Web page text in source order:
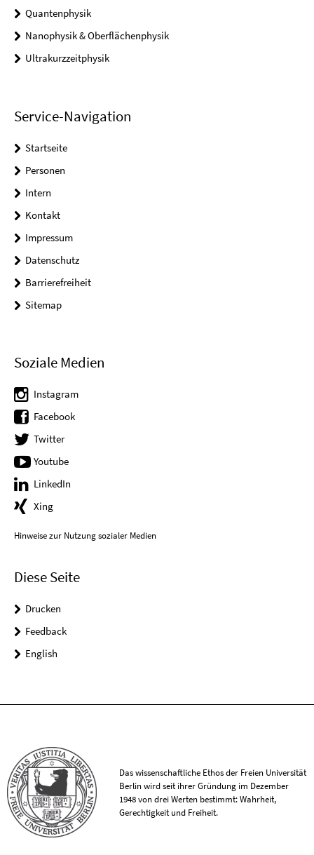
Quantenphysik
Nanophysik & Oberflächenphysik
Ultrakurzzeitphysik
Service-Navigation
Startseite
Personen
Intern
Kontakt
Impressum
Datenschutz
Barrierefreiheit
Sitemap
Soziale Medien
Instagram
Facebook
Twitter
Youtube
LinkedIn
Xing
Hinweise zur Nutzung sozialer Medien
Diese Seite
Drucken
Feedback
English
Das wissenschaftliche Ethos der Freien Universität
Berlin wird seit ihrer Gründung im Dezember
1948 von drei Werten bestimmt: Wahrheit,
Gerechtigkeit und Freiheit.